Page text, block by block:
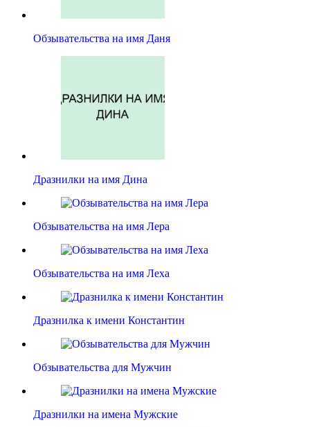
Обзывательства на имя Даня
Дразнилки на имя Дина
Обзывательства на имя Лера
Обзывательства на имя Леха
Дразнилка к имени Константин
Обзывательства для Мужчин
Дразнилки на имена Мужские